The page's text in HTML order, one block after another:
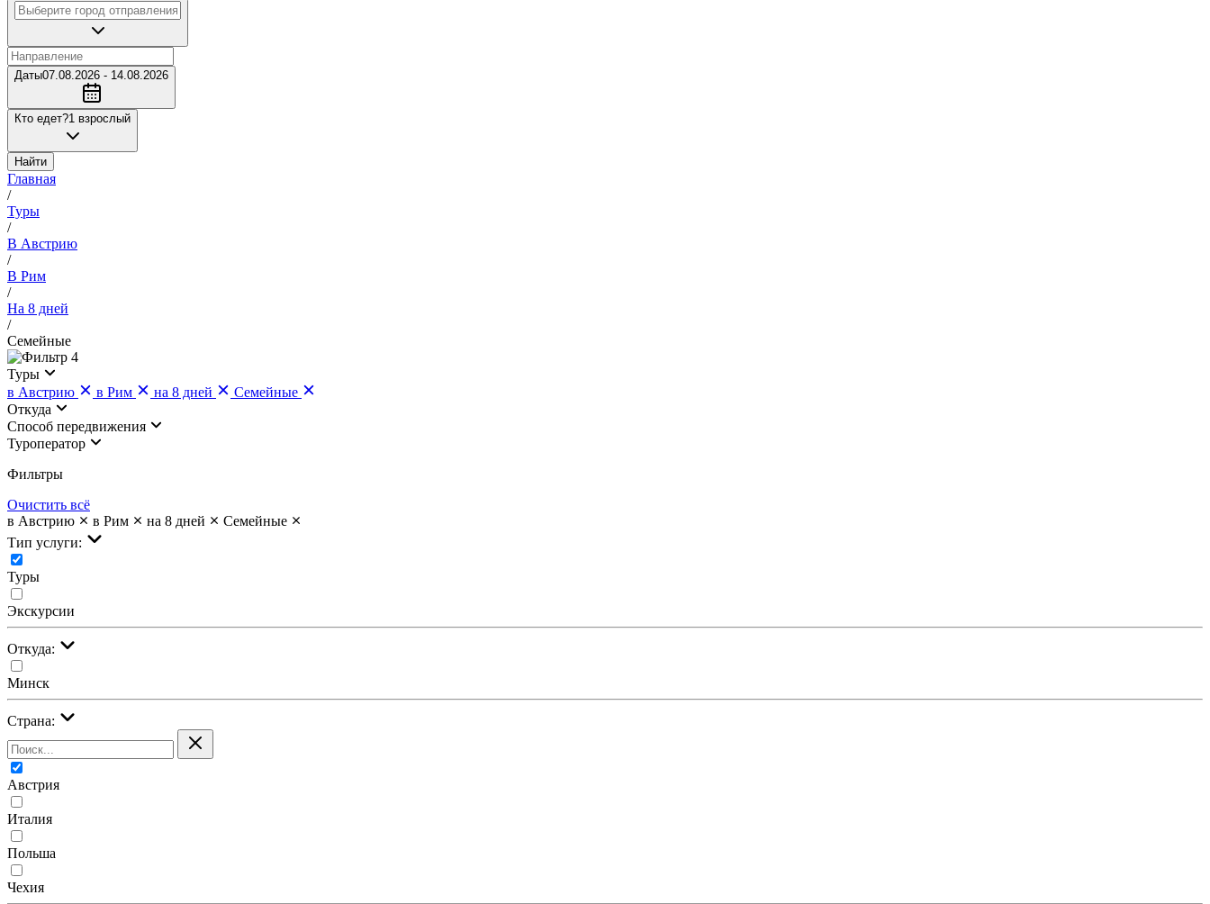
Даты07.08.2026 - 14.08.2026
Кто едет?1 взрослый
Найти
Главная
/
Туры
/
В Австрию
/
В Рим
/
На 8 дней
/
Семейные
4
Туры
в Австрию
в Рим на 8 дней
Семейные
Откуда
Cпособ передвижения
Туроператор
Фильтры
Очистить всё
в Австрию
в Рим на 8 дней
Семейные
Тип услуги:
Туры
Экскурсии
Откуда:
Минск
Страна:
Австрия
Италия
Польша
Чехия